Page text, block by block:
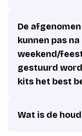
De
kunnen pas
weekend/
gestuurd
kits het best
Wat is de